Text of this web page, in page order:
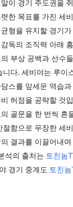
이 경기 주도권을
한 목표를 가진 세
형을 유지할 경기가
독의 조직력 아래
부상 공백과 선수
니다. 세비야는 루이
스를 앞세운 역습
허점을 공략할 것
골문을 한 번씩 흔
절함으로 무장한 세
결과를 이끌어내
석의 출처는 토친놈
경기 중계도 토친